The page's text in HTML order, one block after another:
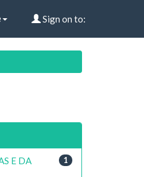
Sign on to:
1
E DA